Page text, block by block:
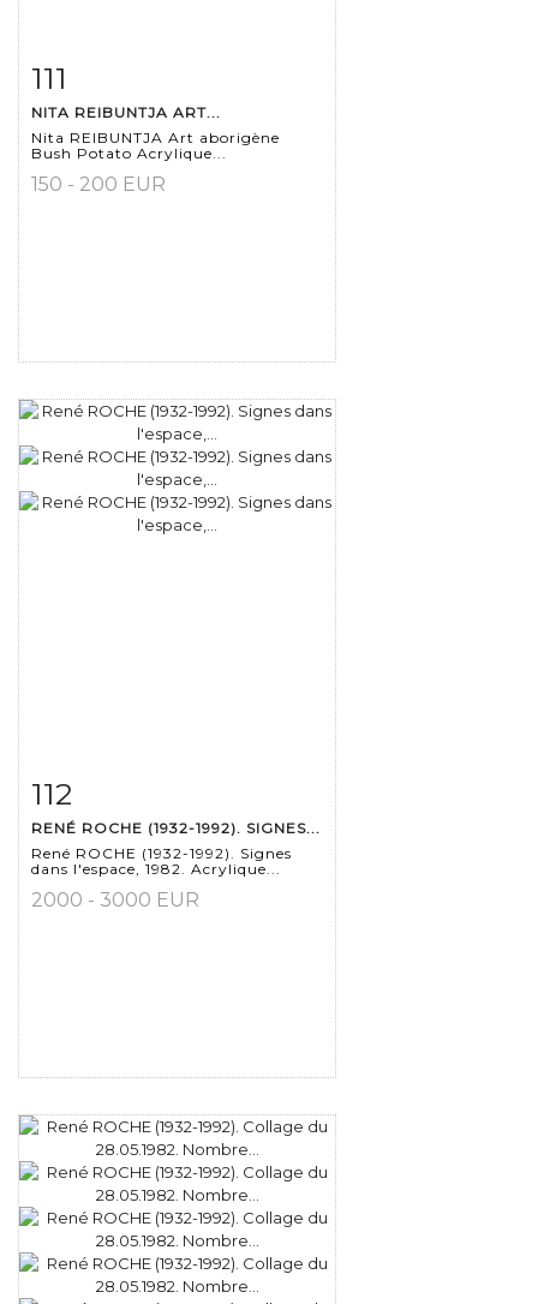
Fiche détaillée
111
NITA REIBUNTJA ART...
Nita REIBUNTJA Art aborigène
Bush Potato Acrylique...
150 - 200 EUR
Fiche détaillée
112
RENÉ ROCHE (1932-1992). SIGNES...
René ROCHE (1932-1992). Signes
dans l'espace, 1982. Acrylique...
2000 - 3000 EUR